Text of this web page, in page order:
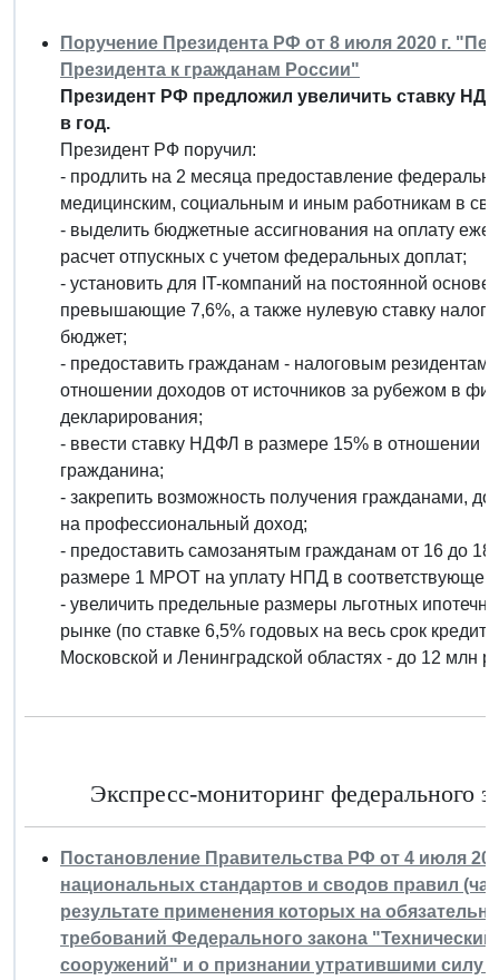
Поручение Президента РФ от 8 июля 2020 г.
Президента к гражданам России"
Президент РФ предложил увеличить ставку
в год.
Президент РФ поручил:
- продлить на 2 месяца предоставление
медицинским, социальным и иным работникам в
- выделить бюджетные ассигнования на оплату
расчет отпускных с учетом федеральных доплат;
- установить для IT-компаний на постоянной
превышающие 7,6%, а также нулевую ставку
бюджет;
- предоставить гражданам - налоговым
отношении доходов от источников за рубежом в
декларирования;
- ввести ставку НДФЛ в размере 15% в отношении
гражданина;
- закрепить возможность получения гражданами,
на профессиональный доход;
- предоставить самозанятым гражданам от 16 до
размере 1 МРОТ на уплату НПД в
- увеличить предельные размеры льготных
рынке (по ставке 6,5% годовых на весь срок
Московской и Ленинградской областях - до 12 млн
Экспресс-мониторинг федерального
Постановление Правительства РФ от 4 июля
национальных стандартов и сводов правил
результате применения которых на
требований Федерального закона
сооружений" и о признании утратившими силу